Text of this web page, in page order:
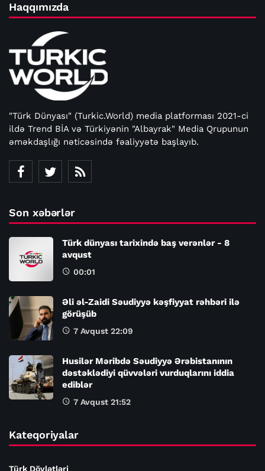
Haqqımızda
"Türk Dünyası" (Turkic.World) media platforması 2021-ci
ildə Trend BİA və Türkiyənin "Albayrak" Media Qrupunun
əməkdaşlığı nəticəsində fəaliyyətə başlayıb.
Son xəbərlər
Türk dünyası tarixində baş verənlər - 8
avqust
00:01
Əli əl-Zaidi Səudiyyə kəşfiyyat rəhbəri ilə
görüşüb
7 Avqust 22:09
Husilər Məribdə Səudiyyə Ərəbistanının
dəstəklədiyi qüvvələri vurduqlarını iddia
ediblər
7 Avqust 21:52
Kateqoriyalar
Türk Dövlətləri